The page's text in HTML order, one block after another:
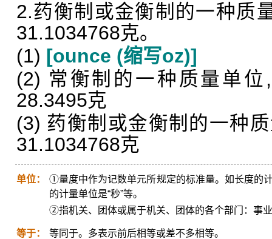
2.药衡制或金衡制的一种质
31.1034768克。
(1) [ounce (缩写oz)]
(2) 常衡制的一种质量单
28.3495克
(3) 药衡制或金衡制的一种
31.1034768克
单位：
①量度中作为记数单元所规定的标准量。如长度的
的计量单位是“秒”等。
②指机关、团体或属于机关、团体的各个部门：事
等于： 等同于。多表示前后相等或差不多相等。